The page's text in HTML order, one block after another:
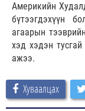
Америкийн
бүтээгдэхүүн
агаарын
хэд хэдэн
ажээ.
Хуваалцах